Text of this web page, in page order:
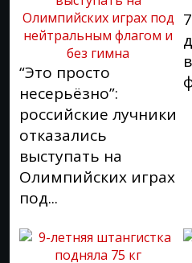
“Это просто
несерьёзно”:
российские лучники
отказались
выступать на
Олимпийских играх
под...